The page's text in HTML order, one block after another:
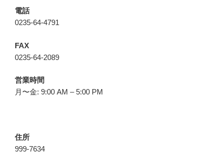
電話
0235-64-4791
FAX
0235-64-2089
営業時間
月〜金: 9:00 AM – 5:00 PM
住所
999-7634